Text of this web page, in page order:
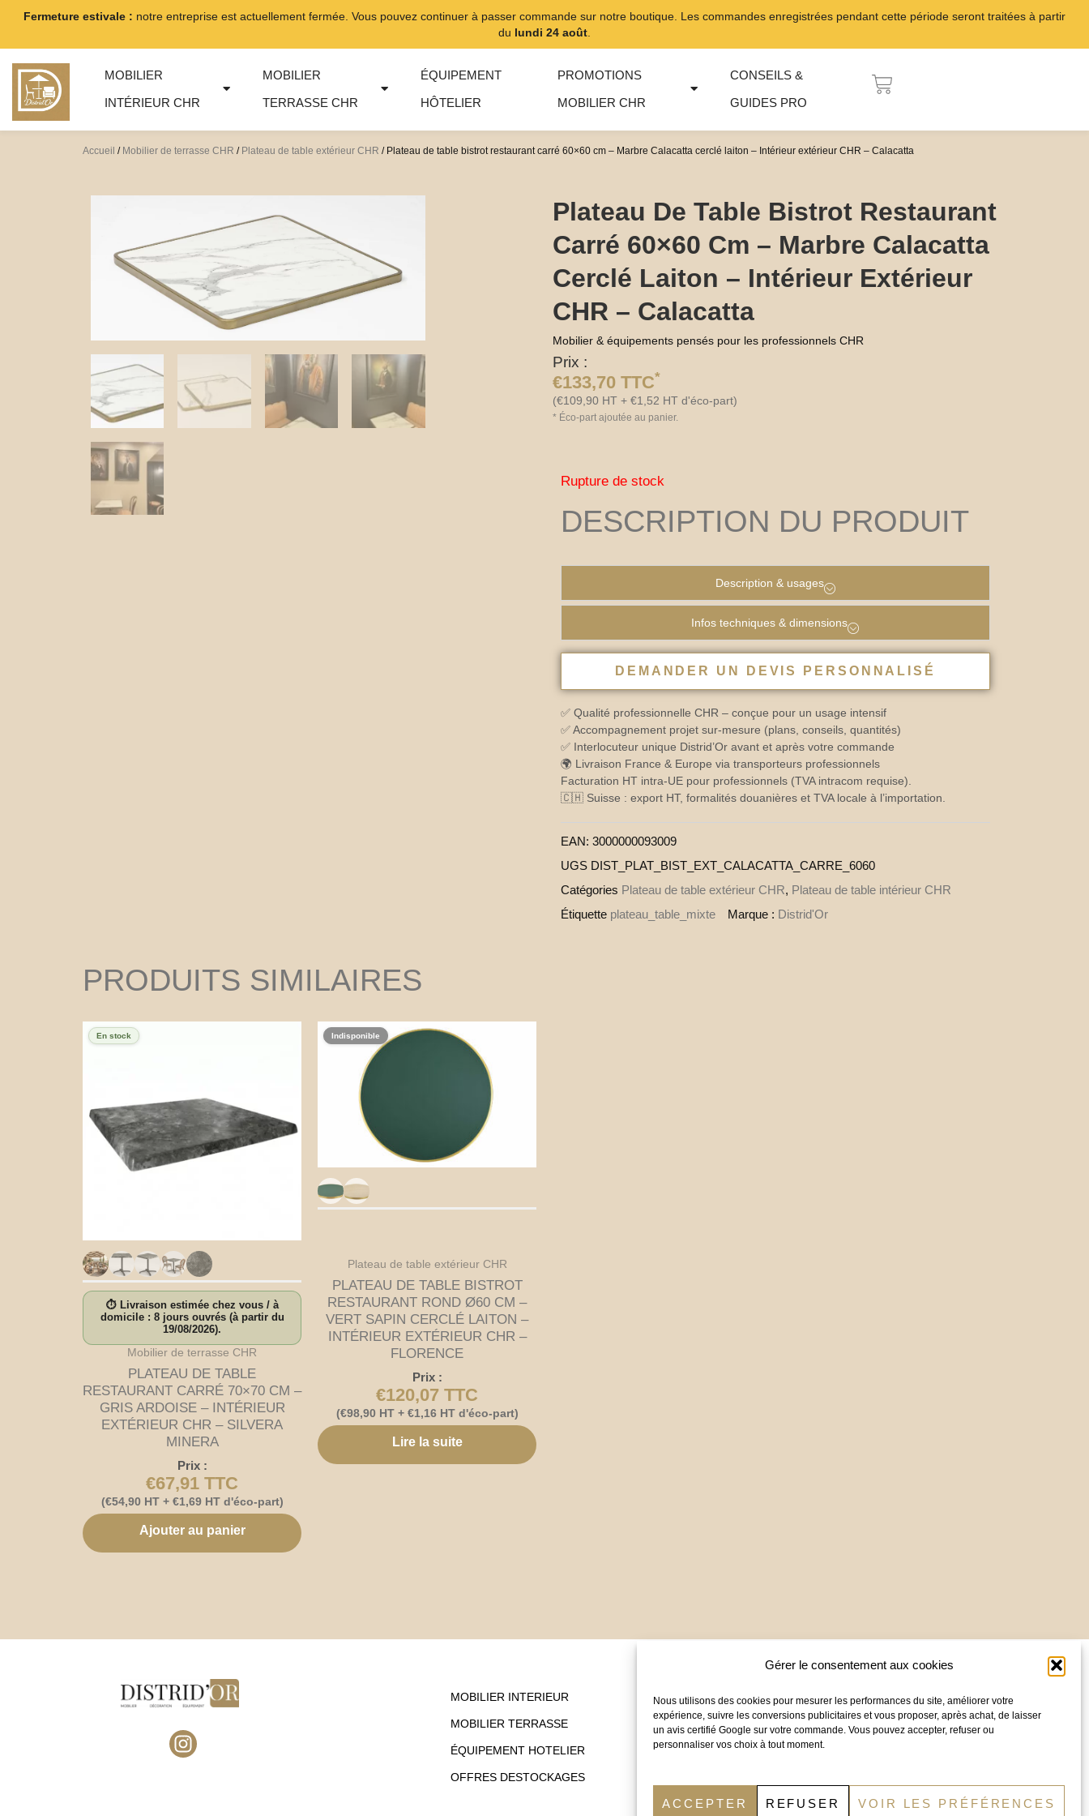
Gérer le consentement aux cookies
Nous utilisons des cookies pour mesurer les performances du site, améliorer votre
expérience, suivre les conversions publicitaires et vous proposer, après achat, de laisser
un avis certifié Google sur votre commande. Vous pouvez accepter, refuser ou
personnaliser vos choix à tout moment.
ACCEPTER REFUSER VOIR LES PRÉFÉRENCES
Fermeture estivale : notre entreprise est actuellement fermée. Vous pouvez continuer à passer commande sur notre boutique. Les commandes enregistrées pendant cette période seront traitées à partir
du lundi 24 août
Aller
contenu
MOBILIER
INTÉRIEUR CHR
MOBILIER
TERRASSE CHR
ÉQUIPEMENT
HÔTELIER
PROMOTIONS
MOBILIER CHR
CONSEILS &
GUIDES PRO
PANIER
Accueil / Mobilier de terrasse CHR / Plateau de table extérieur CHR / Plateau de table bistrot restaurant carré 60×60 cm – Marbre Calacatta cerclé laiton – Intérieur extérieur CHR – Calacatta
Plateau De Table Bistrot Restaurant
Carré 60×60 Cm – Marbre Calacatta
Cerclé Laiton – Intérieur Extérieur
CHR – Calacatta
Mobilier & équipements pensés pour les professionnels CHR
Prix :
€133,70 TTC*
(€109,90 HT + €1,52 HT d'éco-part)
* Éco-part ajoutée au panier.
Rupture de stock
DESCRIPTION DU PRODUIT
Description & usages
Infos techniques & dimensions
DEMANDER UN DEVIS PERSONNALISÉ
✅ Qualité professionnelle CHR – conçue pour un usage intensif
✅ Accompagnement projet sur-mesure (plans, conseils, quantités)
✅ Interlocuteur unique Distrid’Or avant et après votre commande
🌍 Livraison France & Europe via transporteurs professionnels
Facturation HT intra-UE pour professionnels (TVA intracom requise).
🇨🇭 Suisse : export HT, formalités douanières et TVA locale à l’importation.
EAN: 3000000093009
UGS DIST_PLAT_BIST_EXT_CALACATTA_CARRE_6060
Catégories Plateau de table extérieur CHR, Plateau de table intérieur CHR
Étiquette plateau_table_mixte Marque : Distrid'Or
PRODUITS SIMILAIRES
⏱ Livraison estimée chez vous / à
domicile : 8 jours ouvrés (à partir du
19/08/2026).
En stock
Mobilier de terrasse CHR
PLATEAU DE TABLE
RESTAURANT CARRÉ 70×70 CM –
GRIS ARDOISE – INTÉRIEUR
EXTÉRIEUR CHR – SILVERA
MINERA
Prix :
€67,91 TTC
(€54,90HT + €1,69HT d'éco-part)
Ajouter au panier
Indisponible
Plateau de table extérieur CHR
PLATEAU DE TABLE BISTROT
RESTAURANT ROND Ø60 CM –
VERT SAPIN CERCLÉ LAITON –
INTÉRIEUR EXTÉRIEUR CHR –
FLORENCE
Prix :
€120,07 TTC
(€98,90HT + €1,16HT d'éco-part)
Lire la suite
I
n
MOBILIER INTERIEUR
MOBILIER TERRASSE
ÉQUIPEMENT HOTELIER
OFFRES DESTOCKAGES
Nous contacter :
service commercial au09.83.07.96.34
Entrepôt (visite sur RDV uniquement) :